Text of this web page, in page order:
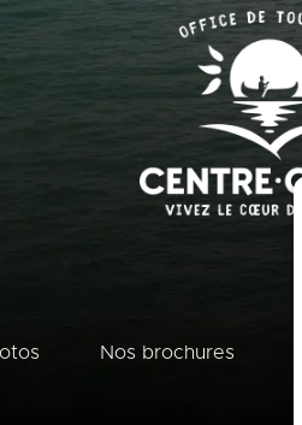
Nos brochures